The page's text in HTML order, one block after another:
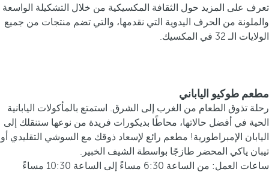
تعرف على المزيد حول الثقافة المكسيكية من خلال التشكيلة الواسعة
والملونة من الحرف اليدوية التي نقدمها، والتي تضم منتجات من جميع
الولايات الـ 32 في المكسيك.
مطعم طوكيو الياباني
رحلة تذوق الطعام من الغرب إلى الشرق. استمتع بالمأكولات اليابانية
الحية في أفضل حالاتها، محاطًا بديكورات فريدة من نوعها ستنقلك إلى
اليابان الإمبراطورية! مطعم رائع لإسعاد ذوقك مع السوشي التقليدي أو
تيبان ياكي المحضر طازجًا بواسطة الشيف الخبير.
ساعات العمل: من الساعة 6:30 مساءً إلى الساعة 10:30 مساءً